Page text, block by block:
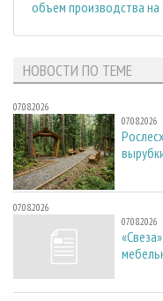
объем производства на
НОВОСТИ ПО ТЕМЕ
07.08.2026
07.08.2026
07.08.2026
07.08.2026